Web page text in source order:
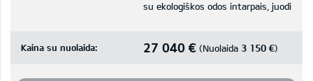
su ekologiškos odos intarpais, juodi
Kaina su nuolaida: 27 040 € (Nuolaida 3 150 €)